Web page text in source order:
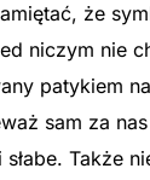
że
niczym nie
patykiem
sam za
słabe. Także